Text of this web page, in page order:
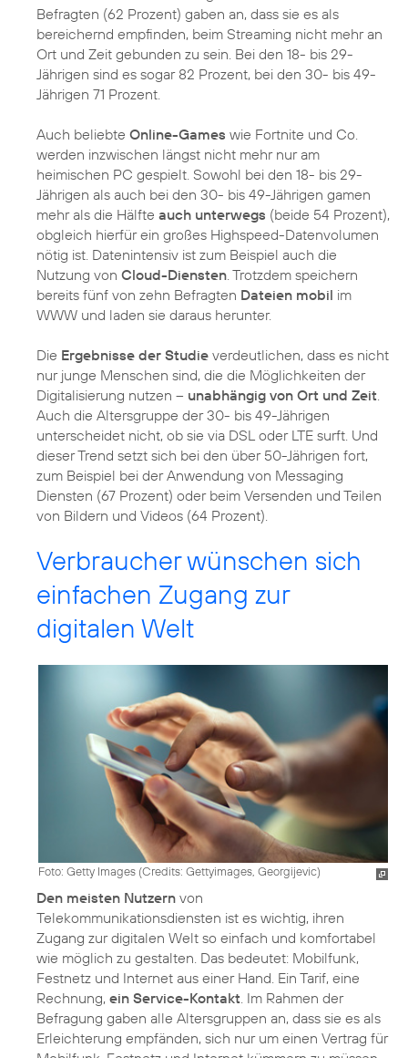
Befragten (62 Prozent) gaben an, dass sie es als
bereichernd empfinden, beim Streaming nicht mehr an
Ort und Zeit gebunden zu sein. Bei den 18- bis 29-
Jährigen sind es sogar 82 Prozent, bei den 30- bis 49-
Jährigen 71 Prozent.
Auch beliebte Online-Games wie Fortnite und Co.
werden inzwischen längst nicht mehr nur am
heimischen PC gespielt. Sowohl bei den 18- bis 29-
Jährigen als auch bei den 30- bis 49-Jährigen gamen
mehr als die Hälfte auch unterwegs (beide 54 Prozent),
obgleich hierfür ein großes Highspeed-Datenvolumen
nötig ist. Datenintensiv ist zum Beispiel auch die
Nutzung von Cloud-Diensten. Trotzdem speichern
bereits fünf von zehn Befragten Dateien mobil im
WWW und laden sie daraus herunter.
Die Ergebnisse der Studie verdeutlichen, dass es nicht
nur junge Menschen sind, die die Möglichkeiten der
Digitalisierung nutzen – unabhängig von Ort und Zeit.
Auch die Altersgruppe der 30- bis 49-Jährigen
unterscheidet nicht, ob sie via DSL oder LTE surft. Und
dieser Trend setzt sich bei den über 50-Jährigen fort,
zum Beispiel bei der Anwendung von Messaging
Diensten (67 Prozent) oder beim Versenden und Teilen
von Bildern und Videos (64 Prozent).
Verbraucher wünschen sich
einfachen Zugang zur
digitalen Welt
Foto: Getty Images (Credits: Gettyimages, Georgijevic)
Den meisten Nutzern von
Telekommunikationsdiensten ist es wichtig, ihren
Zugang zur digitalen Welt so einfach und komfortabel
wie möglich zu gestalten. Das bedeutet: Mobilfunk,
Festnetz und Internet aus einer Hand. Ein Tarif, eine
Rechnung, ein Service-Kontakt . Im Rahmen der
Befragung gaben alle Altersgruppen an, dass sie es als
Erleichterung empfänden, sich nur um einen Vertrag für